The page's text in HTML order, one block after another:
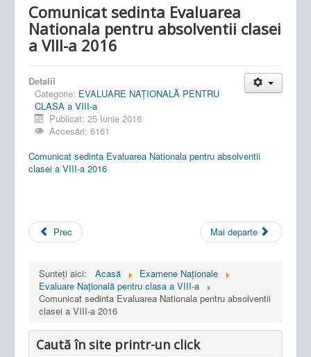
Comunicat sedinta Evaluarea
Nationala pentru absolventii clasei
a VIII-a 2016
Detalii
Categorie: EVALUARE NAŢIONALĂ PENTRU
CLASA a VIII-a
Publicat: 25 Iunie 2016
Accesări: 6161
Comunicat sedinta Evaluarea Nationala pentru absolventii
clasei a VIII-a 2016
Prec Mai departe
Sunteți aici: Acasă
Examene Naționale
Evaluare Națională pentru clasa a VIII-a
Comunicat sedinta Evaluarea Nationala pentru absolventii
clasei a VIII-a 2016
Caută în site printr-un click